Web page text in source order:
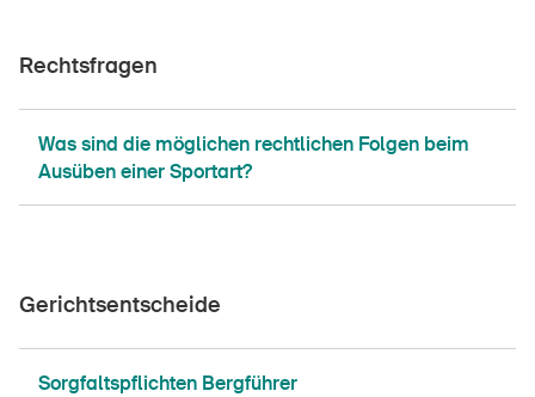
DE FR IT EN
Rechtsfragen
Was sind die möglichen rechtlichen Folgen beim
Ausüben einer Sportart?
Gerichtsentscheide
Sorgfaltspflichten Bergführer